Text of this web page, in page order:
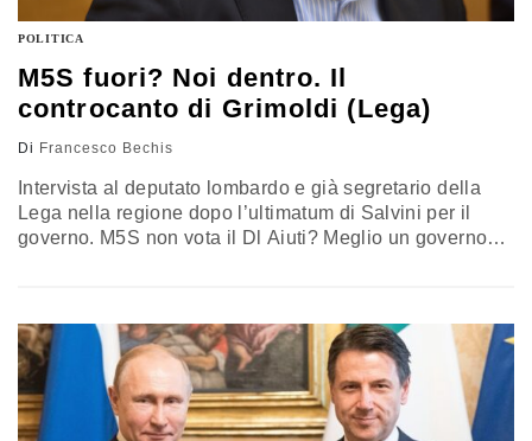
POLITICA
M5S fuori? Noi dentro. Il
controcanto di Grimoldi (Lega)
Di Francesco Bechis
Intervista al deputato lombardo e già segretario della
Lega nella regione dopo l’ultimatum di Salvini per il
governo. M5S non vota il Dl Aiuti? Meglio un governo